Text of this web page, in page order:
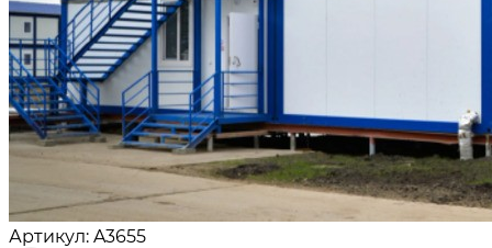
Артикул: A3655